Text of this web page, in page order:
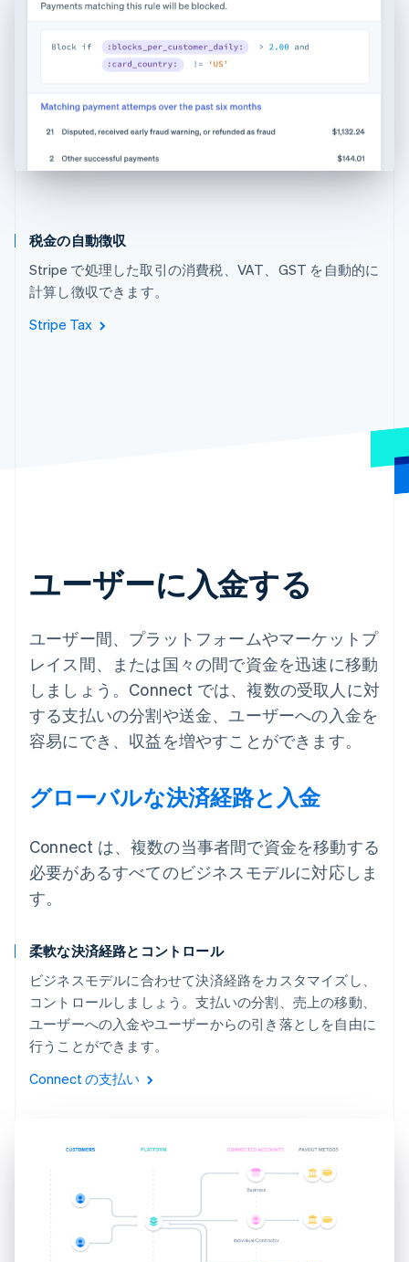
税金の自動徴収
Stripe で処理した取引の消費税、VAT、GST を自動的に
計算し徴収できます。
Stripe Tax
ユーザーに入金する
ユーザー間、プラットフォームやマーケットプ
レイス間、または国々の間で資金を迅速に移動
しましょう。Connect では、複数の受取人に対
する支払いの分割や送金、ユーザーへの入金を
容易にでき、収益を増やすことができます。
グローバルな決済経路と入金
Connect は、複数の当事者間で資金を移動する
必要があるすべてのビジネスモデルに対応しま
す。
柔軟な決済経路とコントロール
ビジネスモデルに合わせて決済経路をカスタマイズし、
コントロールしましょう。支払いの分割、売上の移動、
ユーザーへの入金やユーザーからの引き落としを自由に
行うことができます。
Connect の支払い